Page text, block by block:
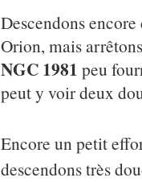
Descendons
Orion, mais
NGC 1981 peu
peut y voir deux
Encore un petit
descendons très